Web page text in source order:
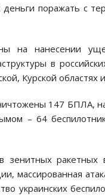
деньги поражать с
на нанесении
в
Курской областях
147 БПЛА,
– 64
зенитных ракетных
массированная
украинских